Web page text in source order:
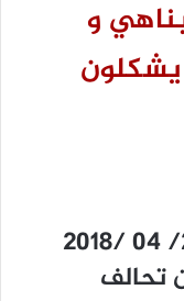
و
أعلن مساء اليوم السبت 21/ 04 /2018
تحالف